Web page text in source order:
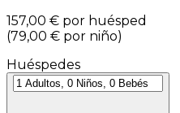
157,00 € por huésped
(79,00 € por niño)
Huéspedes